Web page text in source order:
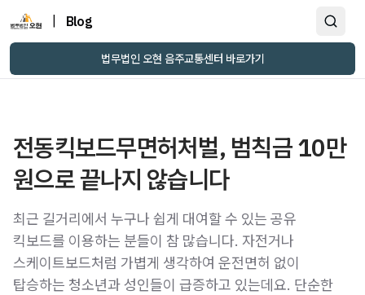
Blog
법무법인 오현 음주교통센터 바로가기
전동킥보드무면허처벌, 범칙금 10만
원으로 끝나지 않습니다
최근 길거리에서 누구나 쉽게 대여할 수 있는 공유
킥보드를 이용하는 분들이 참 많습니다. 자전거나
스케이트보드처럼 가볍게 생각하여 운전면허 없이
탑승하는 청소년과 성인들이 급증하고 있는데요. 단순한